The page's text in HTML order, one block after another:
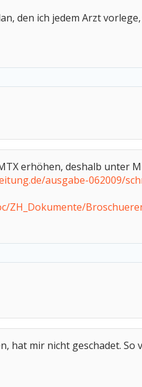
den ich jedem Arzt
erhöhen, deshalb unter
ausgabe-062009/
ZH_Dokumente/
hat mir nicht geschadet.